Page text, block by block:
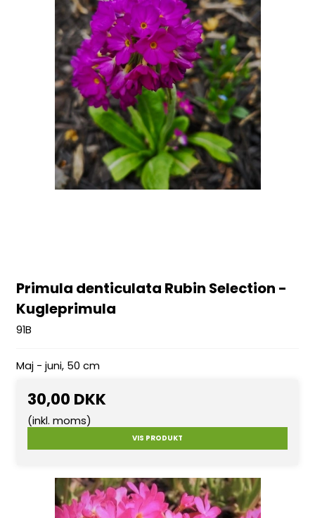
Primula denticulata Rubin Selection -
Kugleprimula
91B
Maj - juni, 50 cm
30,00 DKK
(inkl. moms)
VIS PRODUKT